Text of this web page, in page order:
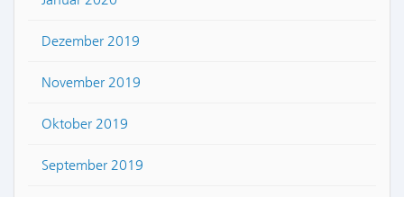
Dezember 2019
November 2019
Oktober 2019
September 2019